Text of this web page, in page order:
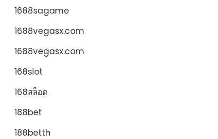
1688sagame
1688vegasx.com
1688vegasx.com
168slot
168สล็อต
188bet
188betth